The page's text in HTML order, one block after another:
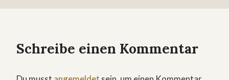
Schreibe einen Kommentar